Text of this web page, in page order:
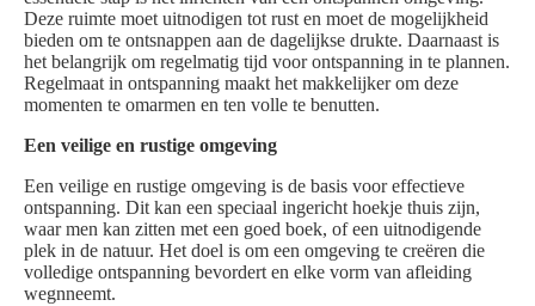
Deze ruimte moet uitnodigen tot rust en moet de mogelijkheid
bieden om te ontsnappen aan de dagelijkse drukte. Daarnaast is
het belangrijk om regelmatig tijd voor ontspanning in te plannen.
Regelmaat in ontspanning maakt het makkelijker om deze
momenten te omarmen en ten volle te benutten.
Een veilige en rustige omgeving
Een veilige en rustige omgeving is de basis voor effectieve
ontspanning. Dit kan een speciaal ingericht hoekje thuis zijn,
waar men kan zitten met een goed boek, of een uitnodigende
plek in de natuur. Het doel is om een omgeving te creëren die
volledige ontspanning bevordert en elke vorm van afleiding
wegnneemt.